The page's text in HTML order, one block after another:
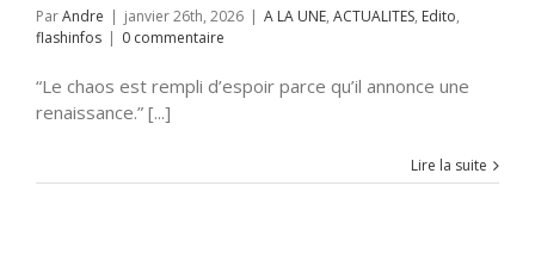
ParAndre | janvier 26th, 2026 | A LA UNE, ACTUALITES, Edito,
flashinfos | 0 commentaire
“Le chaos est rempli d’espoir parce qu’il annonce une
renaissance.” [...]
Lire la suite